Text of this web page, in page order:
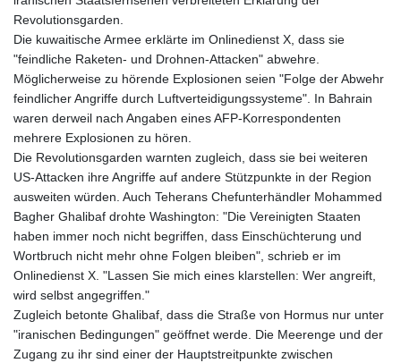
Revolutionsgarden.
Die kuwaitische Armee erklärte im Onlinedienst X, dass sie
"feindliche Raketen- und Drohnen-Attacken" abwehre.
Möglicherweise zu hörende Explosionen seien "Folge der Abwehr
feindlicher Angriffe durch Luftverteidigungssysteme". In Bahrain
waren derweil nach Angaben eines AFP-Korrespondenten
mehrere Explosionen zu hören.
Die Revolutionsgarden warnten zugleich, dass sie bei weiteren
US-Attacken ihre Angriffe auf andere Stützpunkte in der Region
ausweiten würden. Auch Teherans Chefunterhändler Mohammed
Bagher Ghalibaf drohte Washington: "Die Vereinigten Staaten
haben immer noch nicht begriffen, dass Einschüchterung und
Wortbruch nicht mehr ohne Folgen bleiben", schrieb er im
Onlinedienst X. "Lassen Sie mich eines klarstellen: Wer angreift,
wird selbst angegriffen."
Zugleich betonte Ghalibaf, dass die Straße von Hormus nur unter
"iranischen Bedingungen" geöffnet werde. Die Meerenge und der
Zugang zu ihr sind einer der Hauptstreitpunkte zwischen